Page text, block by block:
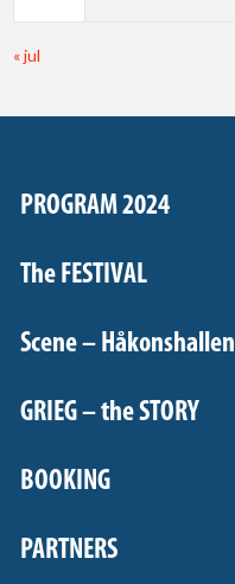
« jul
PROGRAM 2024
The FESTIVAL
Scene – Håkonshallen
GRIEG – the STORY
BOOKING
PARTNERS